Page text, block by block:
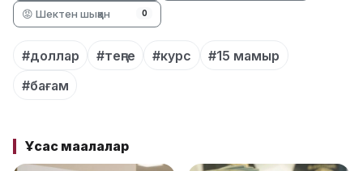
😡 Шектен шыққан 0
#доллар #теңге #курс
#15 мамыр
#бағам
Ұқсас мақалалар